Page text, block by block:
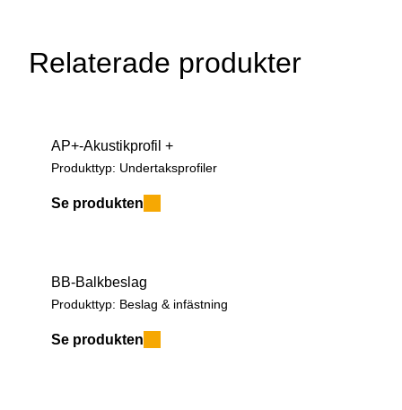
Recon Original – horisontell läkt
Relaterade produkter
AP+-Akustikprofil +
Produkttyp: Undertaksprofiler
Se produkten
BB-Balkbeslag
Produkttyp: Beslag & infästning
Se produkten